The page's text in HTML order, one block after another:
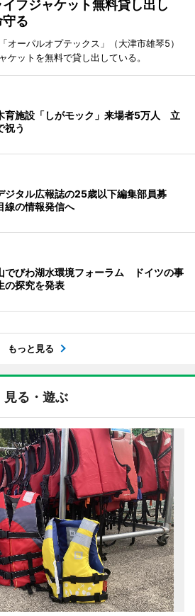
イフジャケット無料貸し出し
る
オーパルオプテックス」（大津市雄琴5）
ケットを無料で貸し出している。
育施設「しがモック」来場者5万人 立
祝う
ジタル広報誌の25歳以下編集部員募
の情報発信へ
でびわ湖水環境フォーラム ドイツの事
の探究を発表
もっと見る
見る・遊ぶ